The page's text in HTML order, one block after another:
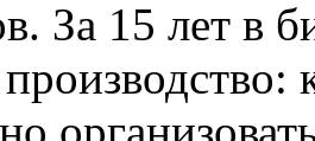
За 15 лет в